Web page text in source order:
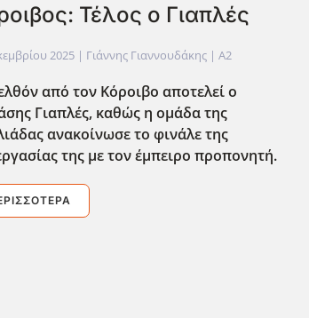
Τέλος ο Γιαπλές
2025 | Γιάννης Γιαννουδάκης |A2
από τον Κόροιβο αποτελεί ο
Γιαπλές, καθώς η ομάδα της
ανακοίνωσε το φινάλε της
της με τον έμπειρο προπονητή.